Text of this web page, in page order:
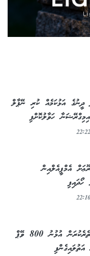
ދީނުގެ އަޅުކަމެއް ކުރި ނޭޕާލް
ހަވާލުކޮށްފި
އެމްޕީއެލްއިން
ހޯދައިފި
ވައިގެ މަގުން ރާއްޖެ އެތެރެކުރަން އުޅުނު 800 ވޭޕް